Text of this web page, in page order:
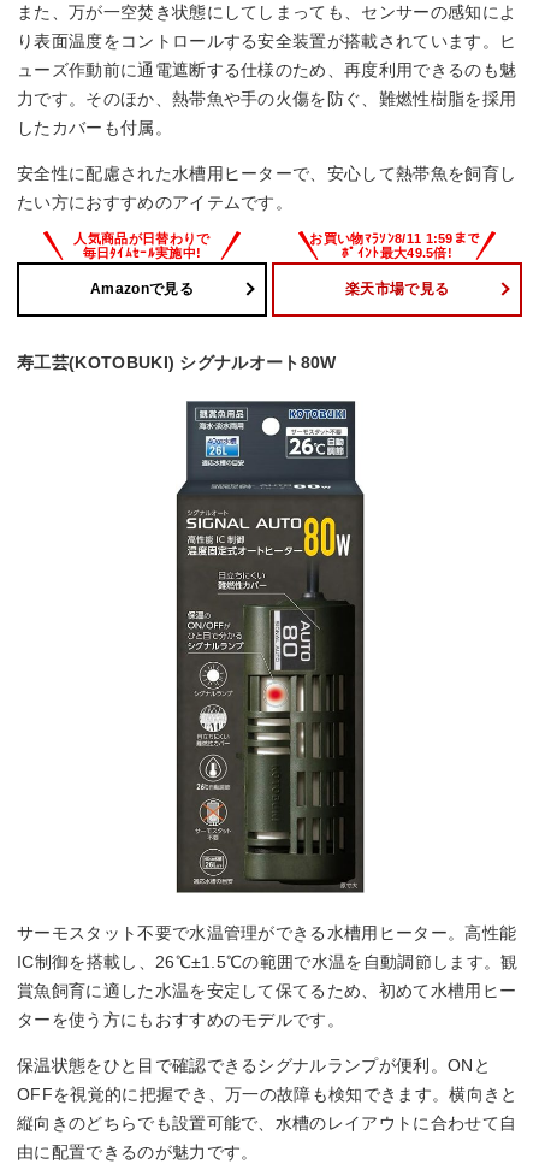
また、万が一空焚き状態にしてしまっても、センサーの感知によ
り表面温度をコントロールする安全装置が搭載されています。ヒ
ューズ作動前に通電遮断する仕様のため、再度利用できるのも魅
力です。そのほか、熱帯魚や手の火傷を防ぐ、難燃性樹脂を採用
したカバーも付属。
安全性に配慮された水槽用ヒーターで、安心して熱帯魚を飼育し
たい方におすすめのアイテムです。
Amazonで見る 楽天市場で見る
寿工芸(KOTOBUKI) シグナルオート80W
サーモスタット不要で水温管理ができる水槽用ヒーター。高性能
IC制御を搭載し、26℃±1.5℃の範囲で水温を自動調節します。観
賞魚飼育に適した水温を安定して保てるため、初めて水槽用ヒー
ターを使う方にもおすすめのモデルです。
保温状態をひと目で確認できるシグナルランプが便利。ONと
OFFを視覚的に把握でき、万一の故障も検知できます。横向きと
縦向きのどちらでも設置可能で、水槽のレイアウトに合わせて自
由に配置できるのが魅力です。